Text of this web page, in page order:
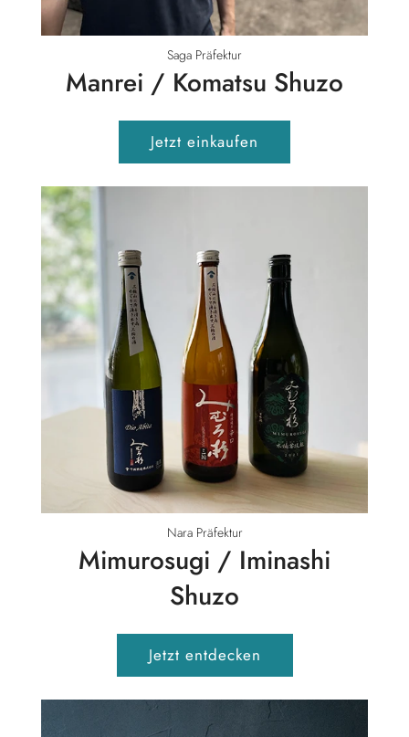
Saga Präfektur
Manrei / Komatsu Shuzo
Jetzt einkaufen
Nara Präfektur
Mimurosugi / Iminashi
Shuzo
Jetzt entdecken